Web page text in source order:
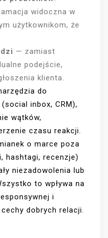
widoczna w
użytkownikom, że
— zamiast
podejście,
klienta.
do
inbox, CRM),
wątków,
czasu reakcji.
o marce poza
hashtagi, recenzje)
niezadowolenia lub
to wpływa na
i
dobrych relacji.